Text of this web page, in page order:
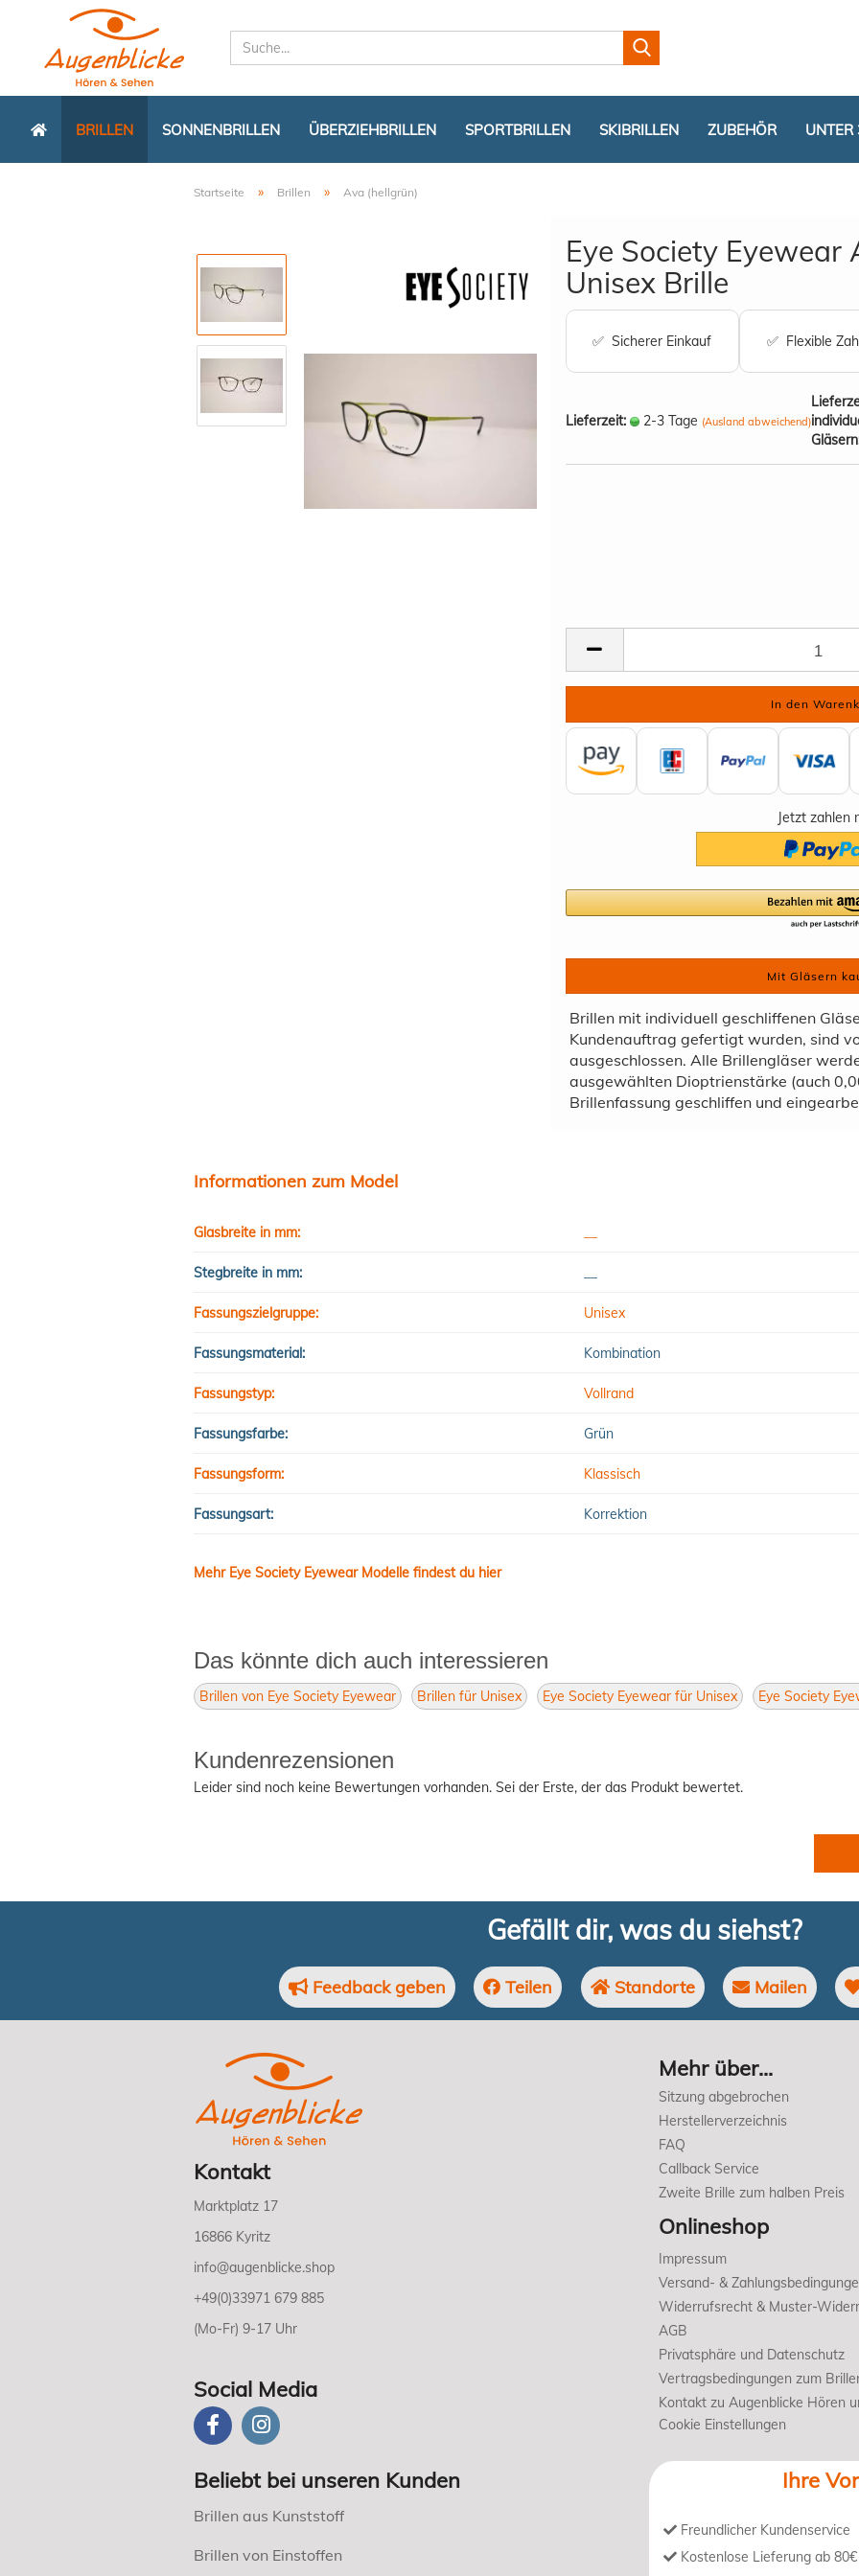
Lieferland
BRILLEN SONNENBRILLEN ÜBERZIEHBRILLEN SPORTBRILLEN SKIBRILLEN ZUBEHÖR UNTER
Startseite » Brillen » Ava (hellgrün)
Eye Society Eyewear
Unisex Brille
✅ Sicherer Einkauf ✅ Flexible
Lieferzeit: 2-3 Tage (Ausland abweichend)
Jetzt zahlen
Mit Gläsern
Brillen mit individuell geschliffenen
Kundenauftrag gefertigt wurden, sind
ausgeschlossen. Alle Brillengläser
ausgewählten Dioptrienstärke (auch
Brillenfassung geschliffen und
Informationen zum Model
Glasbreite in mm:
Stegbreite in mm:
Fassungszielgruppe: Unisex
Fassungsmaterial: Kombination
Fassungstyp: Vollrand
Fassungsfarbe: Grün
Fassungsform: Klassisch
Fassungsart: Korrektion
Mehr Eye Society Eyewear Modelle findest du hier
Das könnte dich auch interessieren
Brillen von Eye Society Eyewear Brillen für Unisex Eye Society Eyewear für Unisex Eye Society
Kundenrezensionen
Leider sind noch keine Bewertungen vorhanden. Sei der Erste, der das Produkt bewertet.
Gefällt dir, was du siehst?
Feedback geben Teilen Standorte Mailen
Kontakt
Marktplatz 17
16866 Kyritz
info@augenblicke.shop
+49(0)33971 679 885
(Mo-Fr) 9-17 Uhr
Social Media
Mehr über...
Sitzung abgebrochen
Herstellerverzeichnis
FAQ
Callback Service
Zweite Brille zum halben Preis
Onlineshop
Impressum
Versand- &
Widerrufsrecht & Muster-
AGB
Privatsphäre und Datenschutz
Vertragsbedingungen zum
Kontakt zu Augenblicke Hören
Cookie Einstellungen
Beliebt bei unseren Kunden
Brillen aus Kunststoff
Brillen von Einstoffen
Ihre
Freundlicher Kundenservice
Kostenlose Lieferung ab